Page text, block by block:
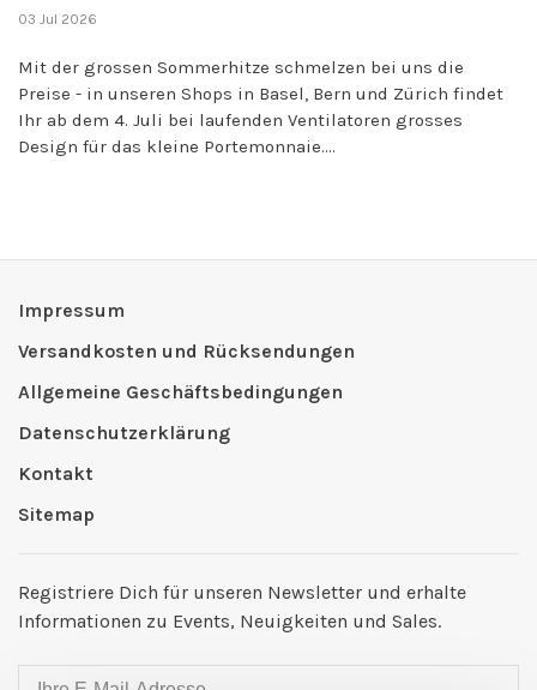
03 Jul 2026
Mit der grossen Sommerhitze schmelzen bei uns die
Preise - in unseren Shops in Basel, Bern und Zürich findet
Ihr ab dem 4. Juli bei laufenden Ventilatoren grosses
Design für das kleine Portemonnaie....
Impressum
Versandkosten und Rücksendungen
Allgemeine Geschäftsbedingungen
Datenschutzerklärung
Kontakt
Sitemap
Registriere Dich für unseren Newsletter und erhalte
Informationen zu Events, Neuigkeiten und Sales.